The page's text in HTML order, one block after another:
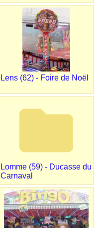
Lens (62) - Foire de Noël
folder
Lomme (59) - Ducasse du
Carnaval